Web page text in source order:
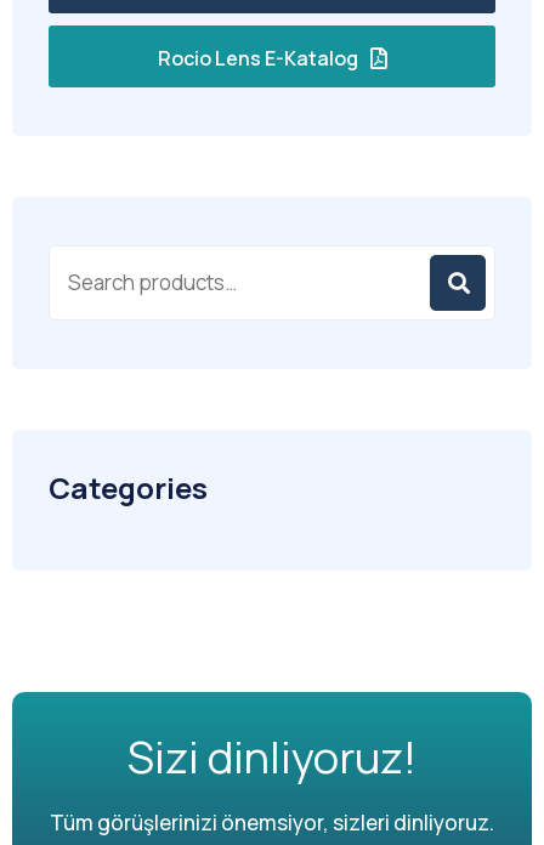
Rocio Lens E-Katalog
Categories
Sizi dinliyoruz!
Tüm görüşlerinizi önemsiyor, sizleri dinliyoruz.